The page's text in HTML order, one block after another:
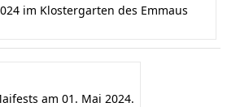
im Klostergarten des Emmaus
am 01. Mai 2024.